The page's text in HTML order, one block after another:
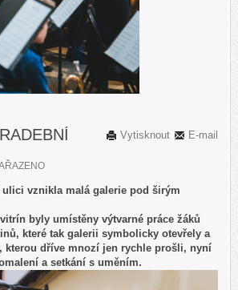
E-mail
Vytisknout
vznikla malá galerie pod širým
byly umístěny výtvarné práce žáků
které tak galerii symbolicky otevřely a
kterou dříve mnozí jen rychle prošli, nyní
a setkání s uměním.